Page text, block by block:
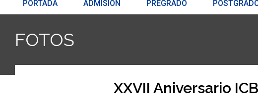
PORTADA ADMISIÓN PREGRADO
FOTOS
XXVII Aniversario